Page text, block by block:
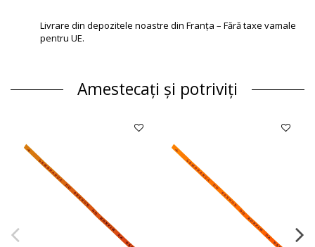
Livrare din depozitele noastre din Franța – Fără taxe vamale
pentru UE.
Amestecați și potriviți